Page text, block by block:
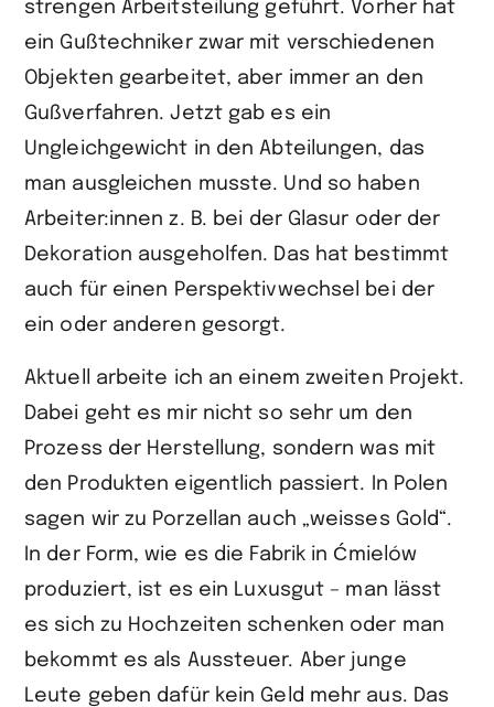
strengen Arbeitsteilung geführt. Vorher hat
ein Gußtechniker zwar mit verschiedenen
Objekten gearbeitet, aber immer an den
Gußverfahren. Jetzt gab es ein
Ungleichgewicht in den Abteilungen, das
man ausgleichen musste. Und so haben
Arbeiter:innen z. B. bei der Glasur oder der
Dekoration ausgeholfen. Das hat bestimmt
auch für einen Perspektivwechsel bei der
ein oder anderen gesorgt.
Aktuell arbeite ich an einem zweiten Projekt.
Dabei geht es mir nicht so sehr um den
Prozess der Herstellung, sondern was mit
den Produkten eigentlich passiert. In Polen
sagen wir zu Porzellan auch „weisses Gold“.
In der Form, wie es die Fabrik in Ćmielów
produziert, ist es ein Luxusgut – man lässt
es sich zu Hochzeiten schenken oder man
bekommt es als Aussteuer. Aber junge
Leute geben dafür kein Geld mehr aus. Das